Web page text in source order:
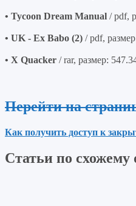
• Tycoon Dream Manual / pdf,
• UK - Ex Babo (2) / pdf,
• X Quacker / rar, размер:
Перейти на
Как получить доступ к
Статьи по схожему